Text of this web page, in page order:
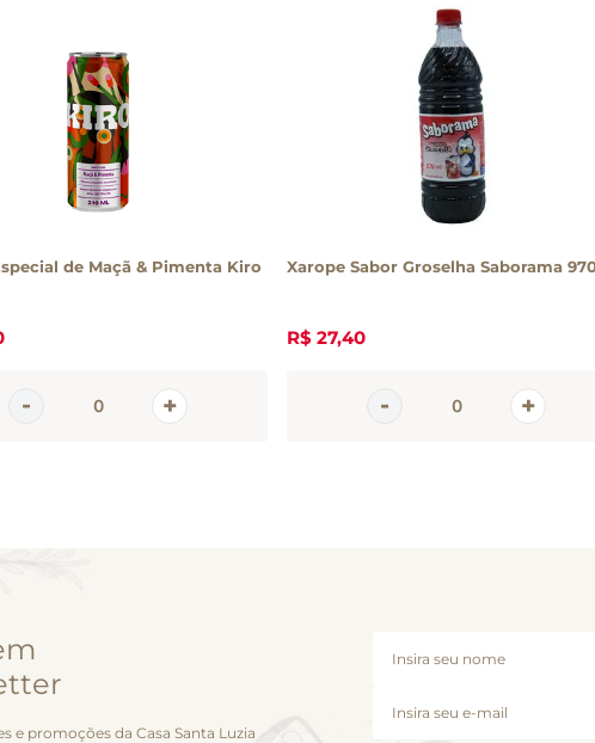
de Maçã & Pimenta Kiro
Xarope Sabor Groselha Saborama
R$ 27,40
e promoções da Casa Santa Luzia